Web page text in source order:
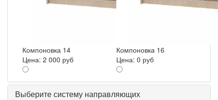
Компоновка 14
Цена: 2 000 руб
Компоновка 16
Цена: 0 руб
Выберите систему направляющих